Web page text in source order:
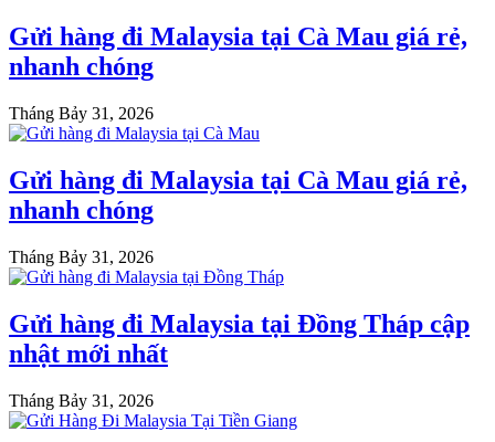
Gửi hàng đi Malaysia tại Cà Mau giá rẻ,
nhanh chóng
Tháng Bảy 31, 2026
Gửi hàng đi Malaysia tại Cà Mau giá rẻ,
nhanh chóng
Tháng Bảy 31, 2026
Gửi hàng đi Malaysia tại Đồng Tháp cập
nhật mới nhất
Tháng Bảy 31, 2026